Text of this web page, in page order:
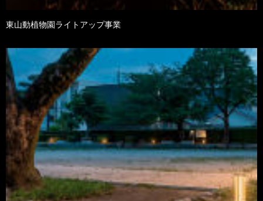
東山動植物園ライトアップ事業